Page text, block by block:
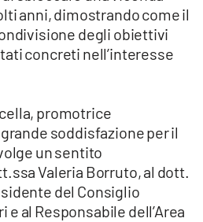
anni, dimostrando come il
degli obiettivi
concreti nell’interesse
promotrice
soddisfazione per il
un sentito
Valeria Borruto, al dott.
del Consiglio
e al Responsabile dell’Area